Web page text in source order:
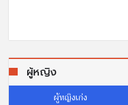
ผู้หญิง
ผู้หญิงเก่ง